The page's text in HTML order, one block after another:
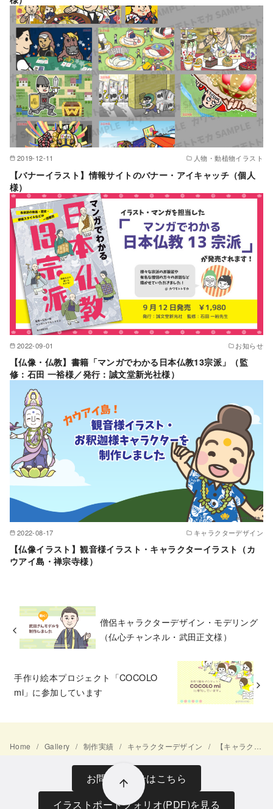
2019-12-11 人物・動植物イラスト
【バナーイラスト】情報サイトのバナー・アイキャッチ（個人
様）
2022-09-01 お知らせ
【仏像・仏教】書籍「マンガでわかる日本仏教13宗派」（監
修：石田 一裕様／発行：誠文堂新光社様）
2022-08-17 キャラクターデザイン
【仏像イラスト】観音様イラスト・キャラクターイラスト（カ
ウアイ島・禅宗寺様）
僧侶キャラクターデザイン・モデリング
（仏心チャンネル・武田正文様）
手作り絵本プロジェクト「COCOLO
mi」に参加しています
Home Gallery 制作実績 キャラクターデザイン 【キャラクター】「よみがえる！古代エビ研究ラボ」イラスト
お問い合わせはこちら
イラストポートフォリオ(PDF)を見る